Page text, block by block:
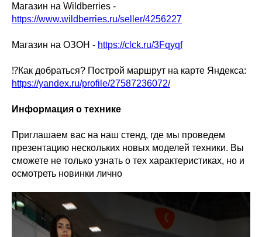
Магазин на Wildberries -
https://www.wildberries.ru/seller/4256227
Магазин на ОЗОН - https://clck.ru/3Fqyqf
⁉Как добраться? Построй маршрут на карте Яндекса:
https://yandex.ru/profile/27587236072/
Информация о технике
Приглашаем вас на наш стенд, где мы проведем
презентацию нескольких новых моделей техники. Вы
сможете не только узнать о тех характеристиках, но и
осмотреть новинки лично